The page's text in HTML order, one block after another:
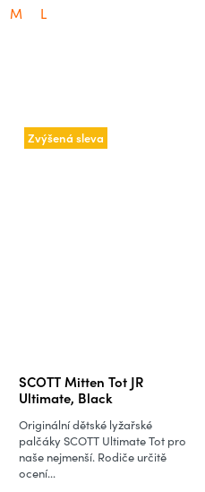
M L
Zvýšená sleva
SCOTT Mitten Tot JR
Ultimate, Black
Průměrné
hodnocení
produktu
je
5,0
Originální dětské lyžařské
palčáky SCOTT Ultimate Tot pro
naše nejmenší. Rodiče určitě
ocení...